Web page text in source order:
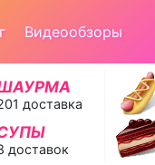
Видеообзоры
доставка
доставок